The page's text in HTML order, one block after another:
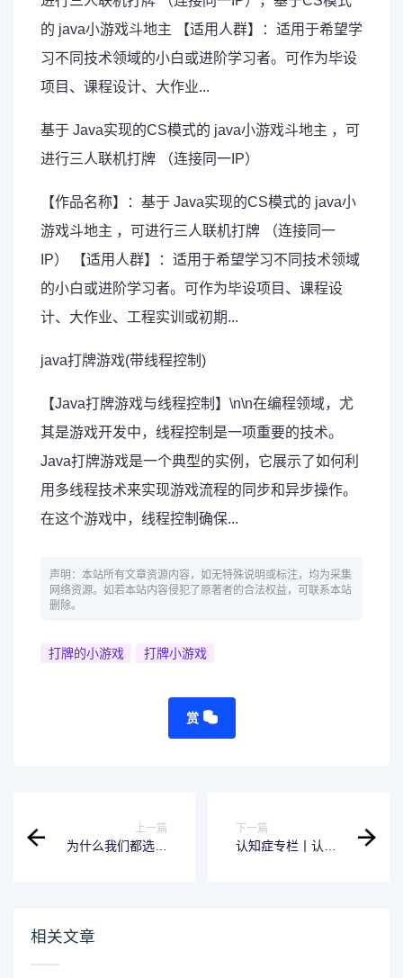
的 java小游戏斗地主 【适用人群】：适用于希望学
习不同技术领域的小白或进阶学习者。可作为毕设
项目、课程设计、大作业...
基于 Java实现的CS模式的 java小游戏斗地主 ，可
进行三人联机打牌 （连接同一IP）
【作品名称】：基于 Java实现的CS模式的 java小
游戏斗地主 ，可进行三人联机打牌 （连接同一
IP） 【适用人群】：适用于希望学习不同技术领域
的小白或进阶学习者。可作为毕设项目、课程设
计、大作业、工程实训或初期...
java打牌游戏(带线程控制)
【Java打牌游戏与线程控制】\n\n在编程领域，尤
其是游戏开发中，线程控制是一项重要的技术。
Java打牌游戏是一个典型的实例，它展示了如何利
用多线程技术来实现游戏流程的同步和异步操作。
在这个游戏中，线程控制确保...
声明：本站所有文章资源内容，如无特殊说明或标注，均为采集
网络资源。如若本站内容侵犯了原著者的合法权益，可联系本站
删除。
打牌的小游戏 打牌小游戏
赏
上一篇
为什么我们都选择
下一篇
认知症专栏丨认知
相关文章